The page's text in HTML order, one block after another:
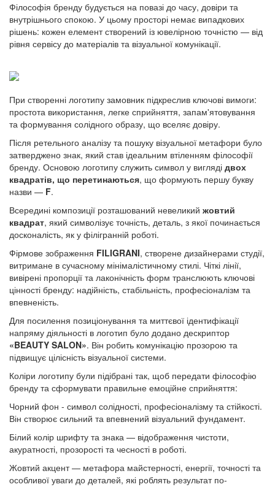
Філософія бренду будується на повазі до часу, довіри та
внутрішнього спокою. У цьому просторі немає випадкових
рішень: кожен елемент створений із ювелірною точністю — від
рівня сервісу до матеріалів та візуальної комунікації.
При створенні логотипу замовник підкреслив ключові вимоги:
простота використання, легке сприйняття, запам'ятовування
та формування солідного образу, що вселяє довіру.
Після ретельного аналізу та пошуку візуальної метафори було
затверджено знак, який став ідеальним втіленням філософії
бренду. Основою логотипу служить символ у вигляді двох
квадратів, що перетинаються, що формують першу букву
назви — F.
Всередині композиції розташований невеликий жовтий
квадрат, який символізує точність, деталь, з якої починається
досконалість, як у філігранній роботі.
Фірмове зображення FILIGRANI, створене дизайнерами студії,
витримане в сучасному мінімалістичному стилі. Чіткі лінії,
вивірені пропорції та лаконічність форм транслюють ключові
цінності бренду: надійність, стабільність, професіоналізм та
впевненість.
Для посилення позиціонування та миттєвої ідентифікації
напряму діяльності в логотип було додано дескриптор
«BEAUTY SALON». Він робить комунікацію прозорою та
підвищує цілісність візуальної системи.
Коліри логотипу були підібрані так, щоб передати філософію
бренду та сформувати правильне емоційне сприйняття:
Чорний фон - символ солідності, професіоналізму та стійкості.
Він створює сильний та впевнений візуальний фундамент.
Білий колір шрифту та знака — відображення чистоти,
акуратності, прозорості та чесності в роботі.
Жовтий акцент — метафора майстерності, енергії, точності та
особливої уваги до деталей, які роблять результат по-